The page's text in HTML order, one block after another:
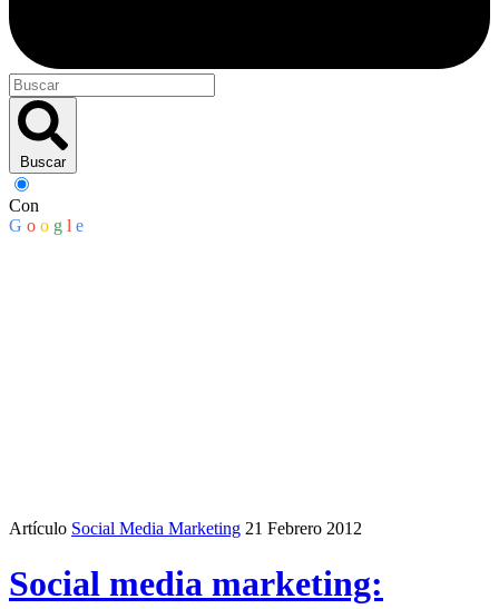
Buscar
Con
G o o g l e
Artículo Social Media Marketing 21 Febrero 2012
Social media marketing: